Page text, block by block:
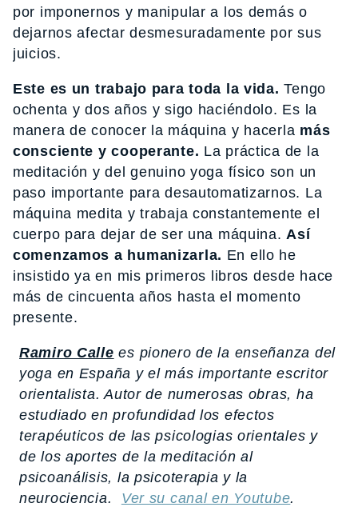
por imponernos y manipular a los demás o
dejarnos afectar desmesuradamente por sus
juicios.
Este es un trabajo para toda la vida. Tengo
ochenta y dos años y sigo haciéndolo. Es la
manera de conocer la máquina y hacerla más
consciente y cooperante. La práctica de la
meditación y del genuino yoga físico son un
paso importante para desautomatizarnos. La
máquina medita y trabaja constantemente el
cuerpo para dejar de ser una máquina. Así
comenzamos a humanizarla. En ello he
insistido ya en mis primeros libros desde hace
más de cincuenta años hasta el momento
presente.
Ramiro Calle es pionero de la enseñanza del
yoga en España y el más importante escritor
orientalista. Autor de numerosas obras, ha
estudiado en profundidad los efectos
terapéuticos de las psicologias orientales y
de los aportes de la meditación al
psicoanálisis, la psicoterapia y la
neurociencia. Ver su canal en Youtube.